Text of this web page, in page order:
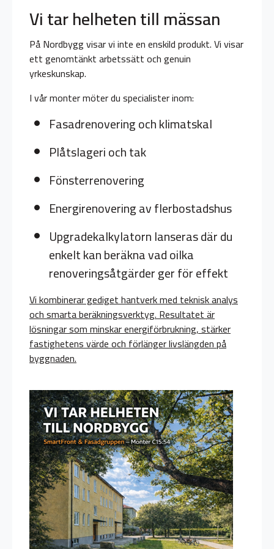
Vi tar helheten till mässan
På Nordbygg visar vi inte en enskild produkt. Vi visar
ett genomtänkt arbetssätt och genuin
yrkeskunskap.
I vår monter möter du specialister inom:
Fasadrenovering och klimatskal
Plåtslageri och tak
Fönsterrenovering
Energirenovering av flerbostadshus
Upgradekalkylatorn lanseras där du
enkelt kan beräkna vad oilka
renoveringsåtgärder ger för effekt
Vi kombinerar gediget hantverk med teknisk analys
och smarta beräkningsverktyg. Resultatet är
lösningar som minskar energiförbrukning, stärker
fastighetens värde och förlänger livslängden på
byggnaden.